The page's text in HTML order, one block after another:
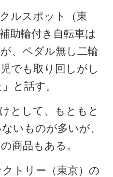
ルスポット（東
助輪付き自転車は
、ペダル無し二輪
でも取り回しがし
と話す。
として、もともと
いものが多いが、
商品もある。
トリー（東京）の